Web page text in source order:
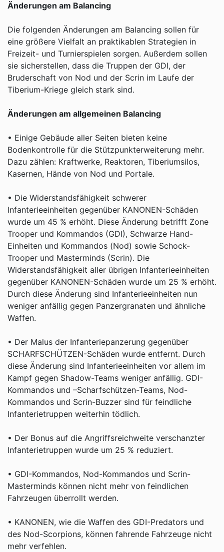
Änderungen am Balancing
Die folgenden Änderungen am Balancing sollen für
eine größere Vielfalt an praktikablen Strategien in
Freizeit- und Turnierspielen sorgen. Außerdem sollen
sie sicherstellen, dass die Truppen der GDI, der
Bruderschaft von Nod und der Scrin im Laufe der
Tiberium-Kriege gleich stark sind.
Änderungen am allgemeinen Balancing
• Einige Gebäude aller Seiten bieten keine
Bodenkontrolle für die Stützpunkterweiterung mehr.
Dazu zählen: Kraftwerke, Reaktoren, Tiberiumsilos,
Kasernen, Hände von Nod und Portale.
• Die Widerstandsfähigkeit schwerer
Infanterieeinheiten gegenüber KANONEN-Schäden
wurde um 45 % erhöht. Diese Änderung betrifft Zone
Trooper und Kommandos (GDI), Schwarze Hand-
Einheiten und Kommandos (Nod) sowie Schock-
Trooper und Masterminds (Scrin). Die
Widerstandsfähigkeit aller übrigen Infanterieeinheiten
gegenüber KANONEN-Schäden wurde um 25 % erhöht.
Durch diese Änderung sind Infanterieeinheiten nun
weniger anfällig gegen Panzergranaten und ähnliche
Waffen.
• Der Malus der Infanteriepanzerung gegenüber
SCHARFSCHÜTZEN-Schäden wurde entfernt. Durch
diese Änderung sind Infanterieeinheiten vor allem im
Kampf gegen Shadow-Teams weniger anfällig. GDI-
Kommandos und –Scharfschützen-Teams, Nod-
Kommandos und Scrin-Buzzer sind für feindliche
Infanterietruppen weiterhin tödlich.
• Der Bonus auf die Angriffsreichweite verschanzter
Infanterietruppen wurde um 25 % reduziert.
• GDI-Kommandos, Nod-Kommandos und Scrin-
Masterminds können nicht mehr von feindlichen
Fahrzeugen überrollt werden.
• KANONEN, wie die Waffen des GDI-Predators und
des Nod-Scorpions, können fahrende Fahrzeuge nicht
mehr verfehlen.